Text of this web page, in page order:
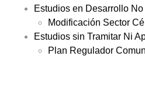
Estudios en Desarrollo
Modificación Sector
Estudios sin Tramitar Ni
Plan Regulador